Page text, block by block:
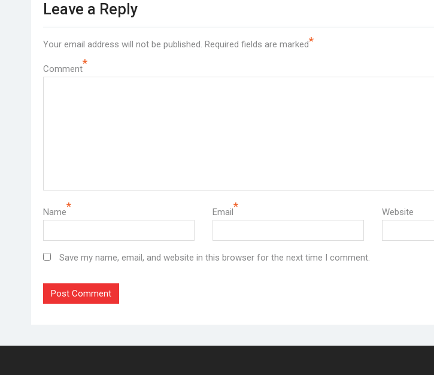
Leave a Reply
Your email address will not be published. Required fields are marked*
Comment*
Name* Email* Website
Save my name, email, and website in this browser for the next time I comment.